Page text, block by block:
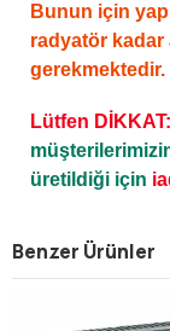
Bunun için
radyatör kadar
gerekmektedir.
Lütfen DİKKAT:
üretildiği için
Benzer Ürünler